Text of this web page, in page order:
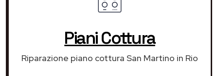
Piani Cottura
Riparazione piano cottura San Martino in Rio